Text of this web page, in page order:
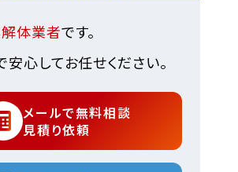
解体業者です。
心してお任せください。
メールで無料相談
見積り依頼